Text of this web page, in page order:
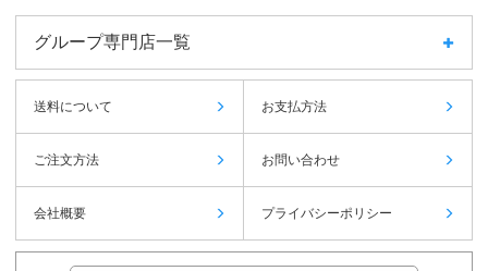
グループ専門店一覧
送料について お支払方法
ご注文方法 お問い合わせ
会社概要 プライバシーポリシー